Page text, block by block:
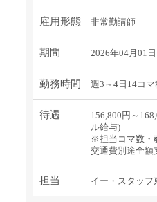
雇用形態 非常勤講師
期間 2026年04月01
勤務時間 週3～4日14コマ
待遇
156,800円～
ル給与)
※担当コマ数・
交通費別途全額
担当 イー・スタッフ